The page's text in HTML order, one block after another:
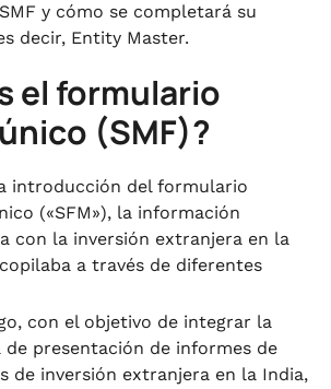
y cómo se completará su
decir, Entity Master.
el formulario
(SMF)?
introducción del formulario
(«SFM»), la información
con la inversión extranjera en la
a través de diferentes
con el objetivo de integrar la
presentación de informes de
de inversión extranjera en la India,